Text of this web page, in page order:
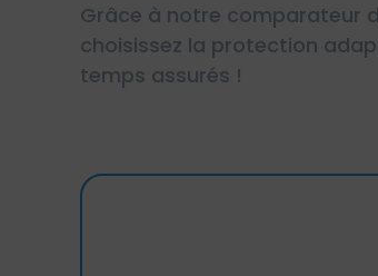
Grâce à notre comparateur
choisissez la protection
temps assurés !